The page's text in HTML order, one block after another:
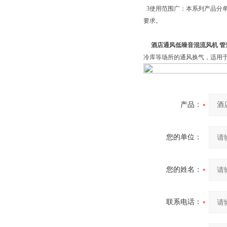
3使用范围广：本系列产品分
要求。
酒店通风低噪音混流风机 管
冷库等场所的通风换气，适用
产品：
您的单位：
您的姓名：
联系电话：